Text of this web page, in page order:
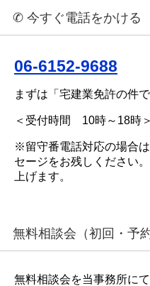
✆ 今すぐ電話をかける
06-6152-9688
まずは「宅建業免許の件
＜受付時間 10時～18時＞
※留守番電話対応の場合
セージをお残しください
上げます。
無料相談会（初回・予
無料相談会を当事務所にて